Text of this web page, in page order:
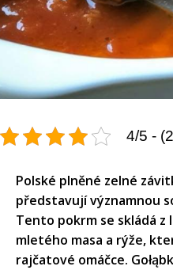
4/5 -
Polské plněné zelné
představují významnou
Tento pokrm se skládá z
mletého masa a rýže,
rajčatové omáčce.